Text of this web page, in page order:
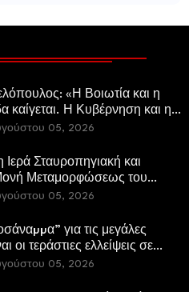
«Η Βοιωτία και η
καίγεται. Η Κυβέρνηση και η
Αρχή αυτοθαυμάζονται.»
05, 2026
Ιερά Σταυροπηγιακή και
Μεταμορφώσεως του
Βουρλων (Μονή Αγιάς ή
05, 2026
για τις μεγάλες
οι τεράστιες ελλείψεις σε
στην Πυροσβεστική και
05, 2026